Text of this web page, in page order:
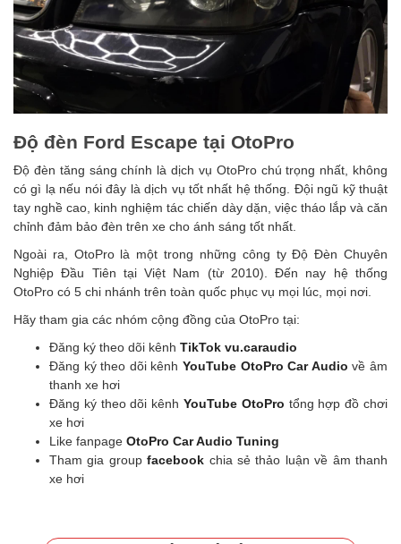
Độ đèn Ford Escape tại OtoPro
Độ đèn tăng sáng chính là dịch vụ OtoPro chú trọng nhất, không
có gì lạ nếu nói đây là dịch vụ tốt nhất hệ thống. Đội ngũ kỹ thuật
tay nghề cao, kinh nghiệm tác chiến dày dặn, việc tháo lắp và căn
chỉnh đảm bảo đèn trên xe cho ánh sáng tốt nhất.
Ngoài ra, OtoPro là một trong những công ty Độ Đèn Chuyên
Nghiệp Đầu Tiên tại Việt Nam (từ 2010). Đến nay hệ thống
OtoPro có 5 chi nhánh trên toàn quốc phục vụ mọi lúc, mọi nơi.
Hãy tham gia các nhóm cộng đồng của OtoPro tại:
Đăng ký theo dõi kênh TikTok vu.caraudio
Đăng ký theo dõi kênh YouTube OtoPro Car Audio về âm
thanh xe hơi
Đăng ký theo dõi kênh YouTube OtoPro tổng hợp đồ chơi
xe hơi
Like fanpage OtoPro Car Audio Tuning
Tham gia groupfacebook chia sẻ thảo luận về âm thanh
xe hơi